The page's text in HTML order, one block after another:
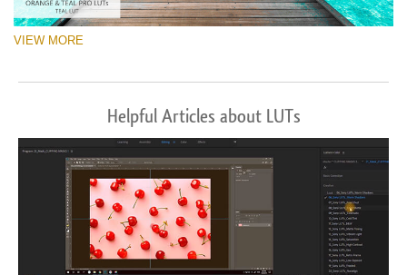
VIEW MORE
Helpful Articles about LUTs